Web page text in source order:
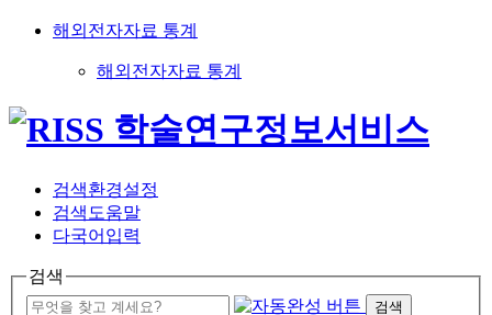
해외전자자료 통계
해외전자자료 통계
검색환경설정
검색도움말
다국어입력
검색
검색